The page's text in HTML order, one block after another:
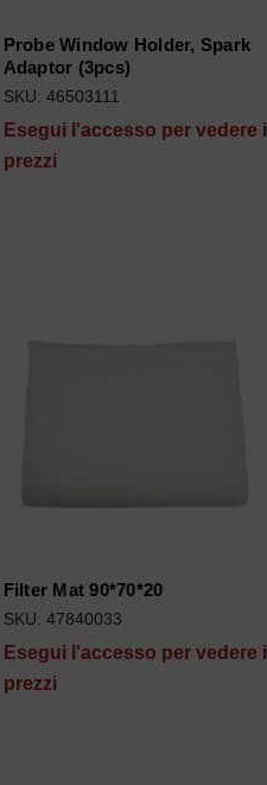
Probe Window Holder, Spark
Adaptor (3pcs)
SKU: 46503111
Esegui l'accesso per vedere i
prezzi
Filter Mat 90*70*20
SKU: 47840033
Esegui l'accesso per vedere i
prezzi